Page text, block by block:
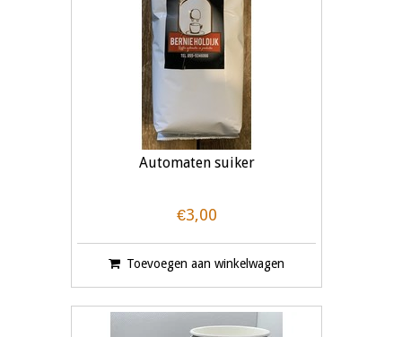
Automaten suiker
€3,00
Toevoegen aan winkelwagen